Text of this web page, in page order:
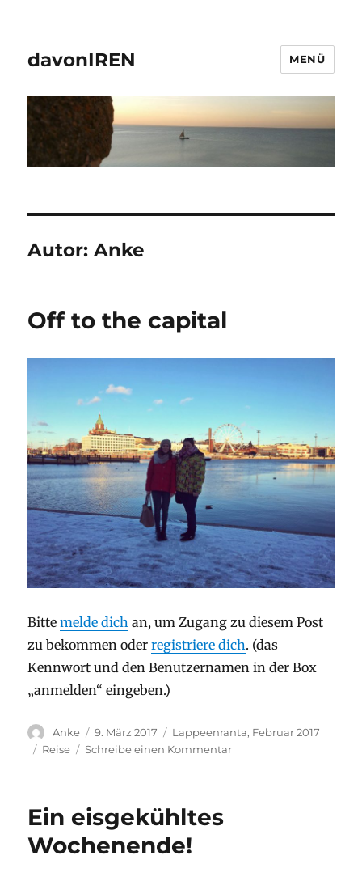
davonIREN MENÜ
Autor:Anke
Off to the capital
Bittemelde dich an, um Zugang zu diesem Post
zu bekommen oderregistriere dich. (das
Kennwort und den Benutzernamen in der Box
„anmelden“ eingeben.)
Autor
Anke
Veröffentlicht
am
9. März 2017 Stay
Lappeenranta, Februar 2017
Kategorien
Reise Schreibe einen Kommentarzu
Ein eisgekühltes
Wochenende!